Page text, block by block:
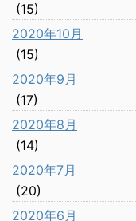
(15)
2020年10月
(15)
2020年9月
(17)
2020年8月
(14)
2020年7月
(20)
2020年6月